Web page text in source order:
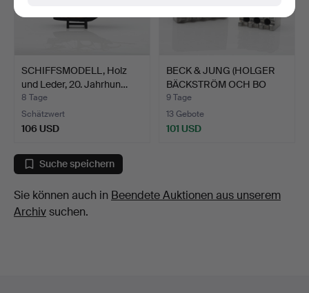
SCHIFFSMODELL, Holz
und Leder, 20. Jahrhun…
8 Tage
Schätzwert
106 USD
BECK & JUNG (HOLGER
BÄCKSTRÖM OCH BO
LJUNG…
9 Tage
13 Gebote
101 USD
Suche speichern
Sie können auch in Beendete Auktionen aus unserem
Archivsuchen.